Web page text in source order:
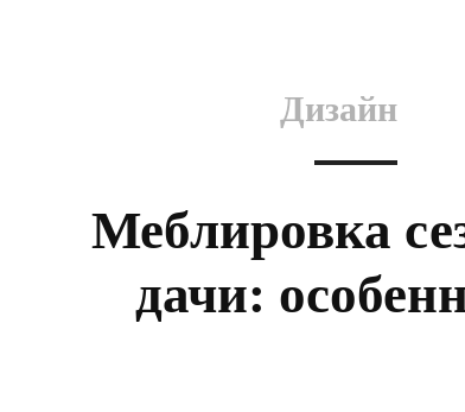
Дизайн
Меблировка
дачи: